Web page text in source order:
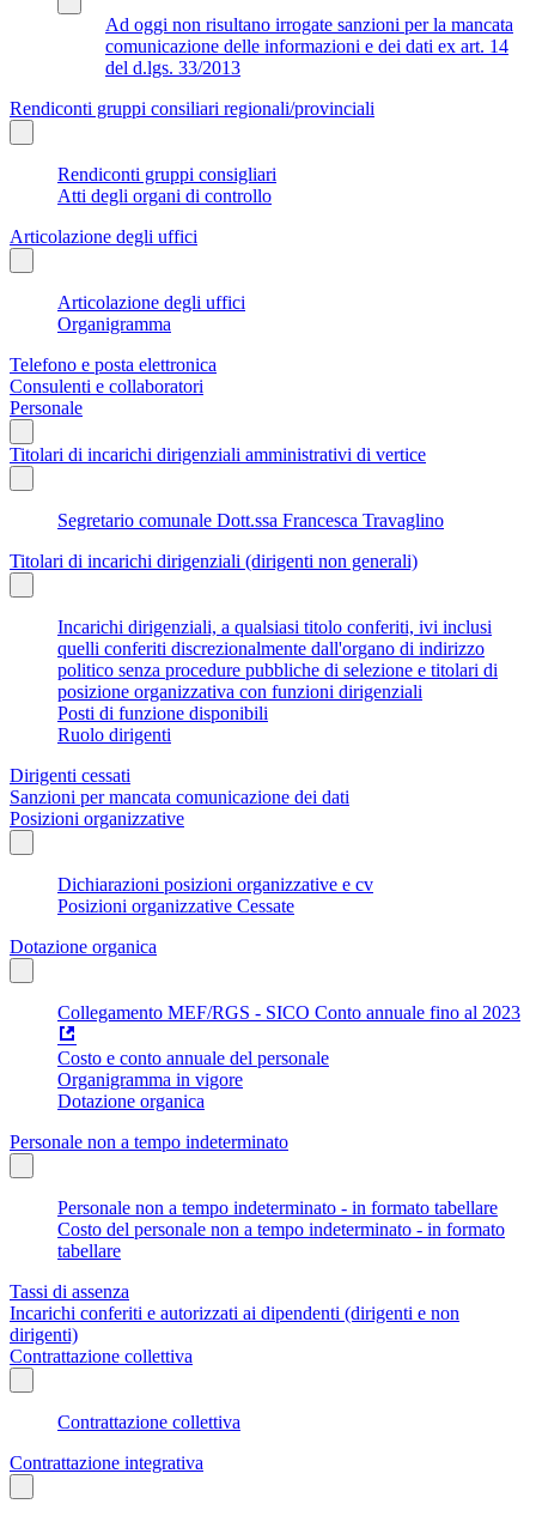
Ad oggi non risultano irrogate sanzioni per la mancata
comunicazione delle informazioni e dei dati ex art. 14
del d.lgs. 33/2013
Rendiconti gruppi consiliari regionali/provinciali
Rendiconti gruppi consigliari
Atti degli organi di controllo
Articolazione degli uffici
Articolazione degli uffici
Organigramma
Telefono e posta elettronica
Consulenti e collaboratori
Personale
Titolari di incarichi dirigenziali amministrativi di vertice
Segretario comunale Dott.ssa Francesca Travaglino
Titolari di incarichi dirigenziali (dirigenti non generali)
Incarichi dirigenziali, a qualsiasi titolo conferiti, ivi inclusi
quelli conferiti discrezionalmente dall'organo di indirizzo
politico senza procedure pubbliche di selezione e titolari di
posizione organizzativa con funzioni dirigenziali
Posti di funzione disponibili
Ruolo dirigenti
Dirigenti cessati
Sanzioni per mancata comunicazione dei dati
Posizioni organizzative
Dichiarazioni posizioni organizzative e cv
Posizioni organizzative Cessate
Dotazione organica
Collegamento MEF/RGS - SICO Conto annuale fino al 2023
Costo e conto annuale del personale
Organigramma in vigore
Dotazione organica
Personale non a tempo indeterminato
Personale non a tempo indeterminato - in formato tabellare
Costo del personale non a tempo indeterminato - in formato
tabellare
Tassi di assenza
Incarichi conferiti e autorizzati ai dipendenti (dirigenti e non
dirigenti)
Contrattazione collettiva
Contrattazione collettiva
Contrattazione integrativa